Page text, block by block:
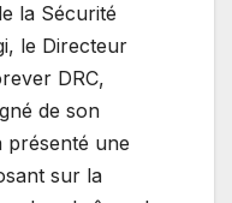
la Sécurité
le Directeur
DRC,
de son
présenté une
sur la